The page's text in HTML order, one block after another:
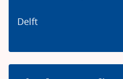
Delft